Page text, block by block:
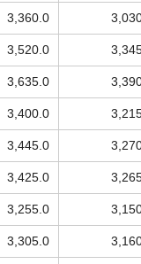
3,360.0
3,520.0
3,635.0
3,400.0
3,445.0
3,425.0
3,255.0
3,305.0